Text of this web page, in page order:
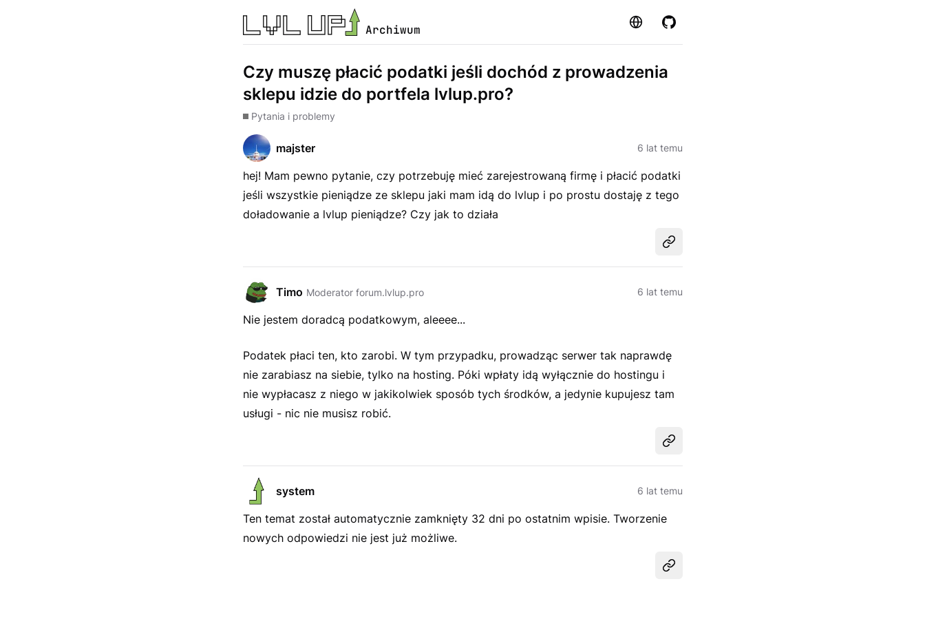
Archiwum Strona GitHub
Czy muszę płacić podatki jeśli dochód z prowadzenia
sklepu idzie do portfela lvlup.pro?
Pytania i problemy
majster 6 lat temu
hej! Mam pewno pytanie, czy potrzebuję mieć zarejestrowaną firmę i płacić podatki
jeśli wszystkie pieniądze ze sklepu jaki mam idą do lvlup i po prostu dostaję z tego
doładowanie a lvlup pieniądze? Czy jak to działa
Udostępnij
Timo Moderator forum.lvlup.pro 6 lat temu
Nie jestem doradcą podatkowym, aleeee...
Podatek płaci ten, kto zarobi. W tym przypadku, prowadząc serwer tak naprawdę
nie zarabiasz na siebie, tylko na hosting. Póki wpłaty idą wyłącznie do hostingu i
nie wypłacasz z niego w jakikolwiek sposób tych środków, a jedynie kupujesz tam
usługi - nic nie musisz robić.
Udostępnij
system 6 lat temu
Ten temat został automatycznie zamknięty 32 dni po ostatnim wpisie. Tworzenie
nowych odpowiedzi nie jest już możliwe.
Udostępnij